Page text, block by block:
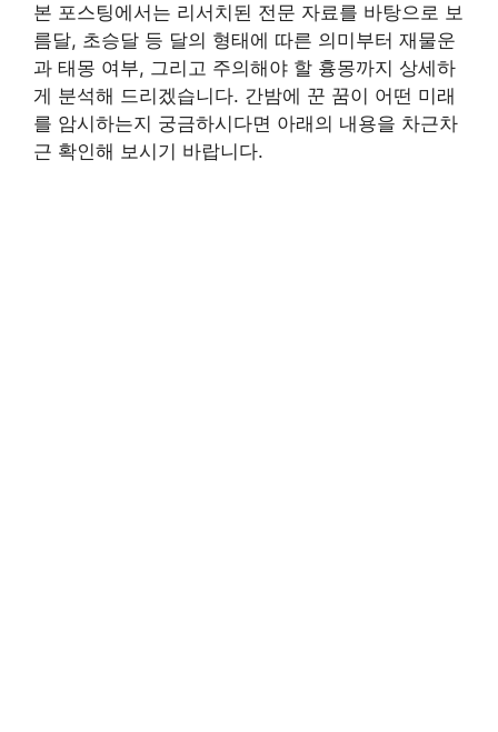
본 포스팅에서는 리서치된 전문 자료를 바탕으로 보
름달, 초승달 등 달의 형태에 따른 의미부터 재물운
과 태몽 여부, 그리고 주의해야 할 흉몽까지 상세하
게 분석해 드리겠습니다. 간밤에 꾼 꿈이 어떤 미래
를 암시하는지 궁금하시다면 아래의 내용을 차근차
근 확인해 보시기 바랍니다.